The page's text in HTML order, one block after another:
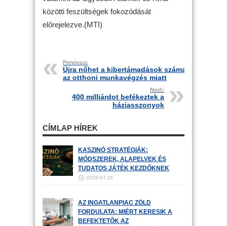
közötti feszültségek fokozódását
előrejelezve.(MTI)
Previous:
Újra nőhet a kibertámadások száma
az otthoni munkavégzés miatt
Next:
400 milliárdot befékeztek a
háziasszonyok
CÍMLAP HÍREK
KASZINÓ STRATÉGIÁK:
MÓDSZEREK, ALAPELVEK ÉS
TUDATOS JÁTÉK KEZDŐKNEK
2026-07-31
AZ INGATLANPIAC ZÖLD
FORDULATA: MIÉRT KERESIK A
BEFEKTETŐK AZ